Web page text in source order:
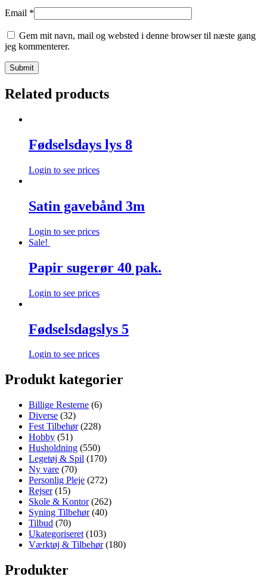
Email *
Gem mit navn, mail og websted i denne browser til næste gang
jeg kommenterer.
Related products
Fødselsdays lys 8
Login to see prices
Satin gavebånd 3m
Login to see prices
Sale!
Papir sugerør 40 pak.
Login to see prices
Fødselsdagslys 5
Login to see prices
Produkt kategorier
Billige Resterne (6)
Diverse (32)
Fest Tilbehør (228)
Hobby (51)
Husholdning (550)
Legetøj & Spil (170)
Ny vare (70)
Personlig Pleje (272)
Rejser (15)
Skole & Kontor (262)
Syning Tilbehør (40)
Tilbud (70)
Ukategoriseret (103)
Værktøj & Tilbehør (180)
Produkter